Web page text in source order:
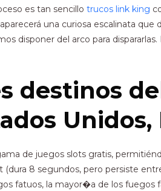
es tan sencillo trucos link king
una curiosa escalinata
disponer del arco para
destinos
Unidos,
de juegos slots gratis,
8 segundos, pero persiste
fatuos, la mayor�a de los